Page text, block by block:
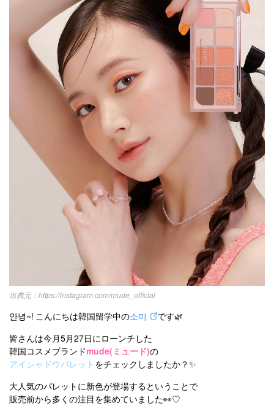
利用規約
プライバシーポリシー
お問い合わせ
オルチャンメイク twice 人気 アイドル
韓国ドラマ カフェ かわいい
https://instagram.com/mude_official
안녕~! こんにちは韓国留学中の소미
です🌿
皆さんは今月5月27日にローンチした
韓国コスメブランドmude(ミュード)の
アイシャドウパレット をチェックしましたか？✨
大人気のパレットに新色が登場するということで
販売前から多くの注目を集めていました👀♡